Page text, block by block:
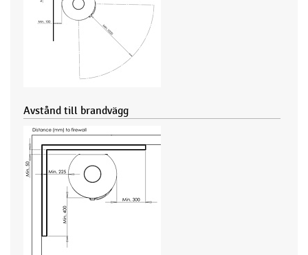
Avstånd till brandvägg